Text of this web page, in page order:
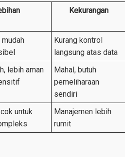
Kekurangan
mudah
Kurang kontrol
langsung atas data
lebih aman
Mahal, butuh
pemeliharaan
sendiri
untuk
Manajemen lebih
rumit